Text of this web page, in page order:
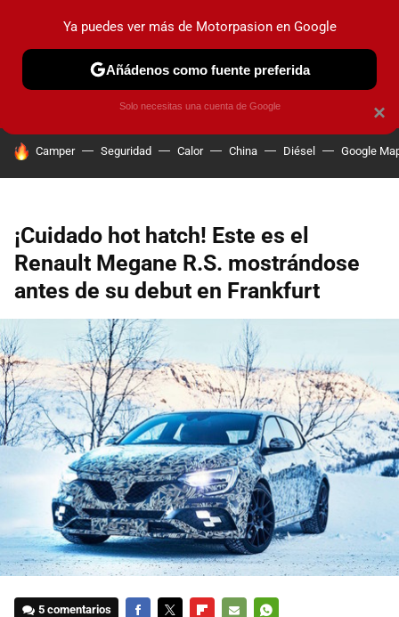
PRUEBAS COCHES ELÉCTRICOS OBSERVATORIO
HOY SE HABLA DE
Camper Seguridad Calor China Diésel Google
¡Cuidado hot hatch! Este es el
Renault Megane R.S. mostrándose
antes de su debut en Frankfurt
5 comentarios
×
Ya puedes ver más de Motorpasion en Google
Añádenos como fuente preferida
Solo necesitas una cuenta de Google